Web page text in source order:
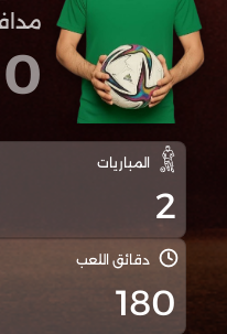
0
المباريات
2
دقائق اللعب
180